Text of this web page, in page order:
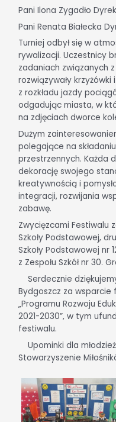
Pani Ilona Zygadło
Pani Renata Białecka
Turniej odbył się w
rywalizacji. Uczestnicy
zadaniach związanych
rozwiązywały
z rozkładu jazdy
odgadując miasta, w
na zdjęciach dworce
Dużym
polegające na
przestrzennych. Każda
dekorację swojego
kreatywnością i
integracji, rozwijania
zabawę.
Zwycięzcami Festiwalu
Szkoły Podstawowej,
Szkoły Podstawowej nr
z Zespołu Szkół nr 30.
Serdecznie
Bydgoszcz za
„Programu Rozwoju
2021-2030”, w tym
festiwalu.
Upominki dla
Stowarzyszenie